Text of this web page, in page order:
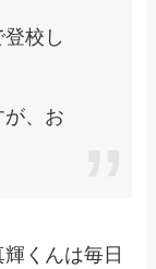
校し
、お
くんは毎日